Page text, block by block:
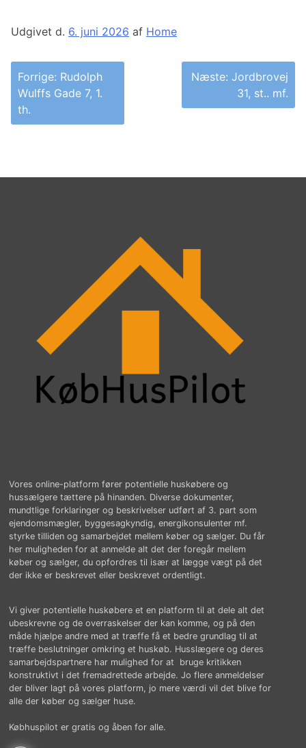
Udgivet d. 6. juni 2026 af Home
Indlægsnavigation
Forrige: Rudolph
Wulffs Gade 7, 1.
th.
Næste: Jordbrovej
31, st.. mf.
Vores online-platform fører potentielle huskøbere og
hussælgere tættere på hinanden. Diverse dokumenter,
mundtlige forklaringer og beskrivelser udført af 3. part som
ejendomsmægler, byggesagkyndig, energikonsulenter mf.
styrke tilliden og samarbejdet mellem køber og sælger. Du får
her muligheden for at anmelde alt det der foregår mellem
køber og sælger, du opfordres til især at lægge vægt på det
der ikke er beskrevet eller beskrevet ordentligt.
Vi giver potentielle huskøbere et en platform til at dele alt det
ubeskrevne og de overraskelser der kan komme, og på den
måde hjælpe andre med at træffe få et bedre grundlag til at
træffe beslutninger omkring et huskøb. Husslægere og deres
samarbejdspartnere har mulighed for at bruge kritikken
konstruktivt i det fremadrettede arbejde. Jo flere anmeldelser
der bliver lagt på vores platform, jo mere værdi vil det blive for
alle der køber og sælger huse.
Købhuspilot er gratis og åben for alle.